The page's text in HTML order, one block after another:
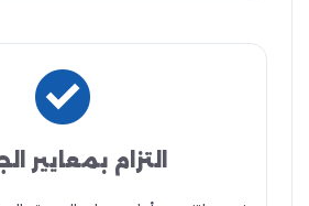
التزام بمعايير